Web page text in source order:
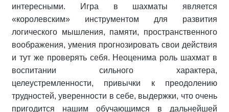
интересными. Игра в шахматы является
«королевским» инструментом для развития
логического мышления, памяти, пространственного
воображения, умения прогнозировать свои действия
и тут же проверять себя. Неоценима роль шахмат в
воспитании сильного характера,
целеустремленности, привычки к преодолению
трудностей, уверенности в себе, выдержки, что очень
пригодится нашим обучающимся в дальнейшей